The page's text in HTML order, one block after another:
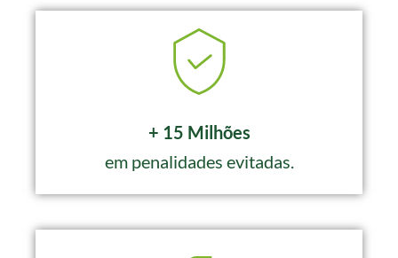
+ 15 Milhões
em penalidades evitadas.